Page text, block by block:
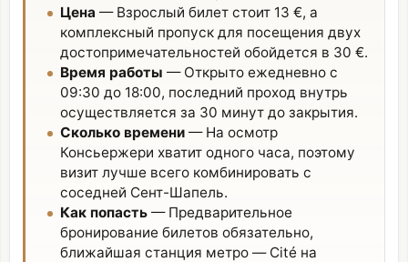
Цена — Взрослый билет стоит 13 €, а
комплексный пропуск для посещения двух
достопримечательностей обойдется в 30 €.
Время работы — Открыто ежедневно с
09:30 до 18:00, последний проход внутрь
осуществляется за 30 минут до закрытия.
Сколько времени — На осмотр
Консьержери хватит одного часа, поэтому
визит лучше всего комбинировать с
соседней Сент-Шапель.
Как попасть — Предварительное
бронирование билетов обязательно,
ближайшая станция метро — Cité на